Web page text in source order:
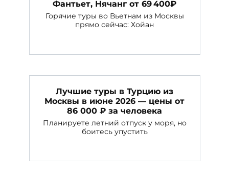
Фантьет, Нячанг от 69 400₽
Горячие туры во Вьетнам из Москвы
прямо сейчас: Хойан
Лучшие туры в Турцию из
Москвы в июне 2026 — цены от
86 000 ₽ за человека
Планируете летний отпуск у моря, но
боитесь упустить